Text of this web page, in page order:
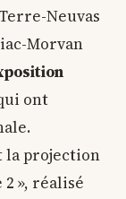
Neuvas
Morvan
ont
la projection
», réalisé